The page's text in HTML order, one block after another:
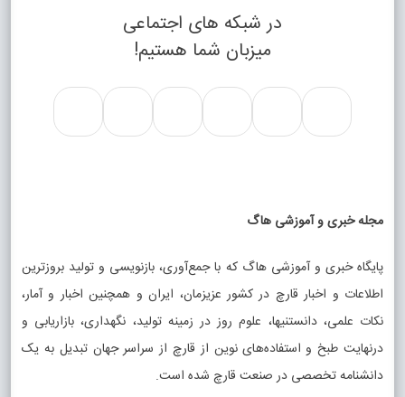
در شبکه های اجتماعی
میزبان شما هستیم!
مجله خبری و آموزشی هاگ
پایگاه خبری و آموزشی هاگ که با جمع‌آوری، بازنویسی و تولید بروزترین
اطلاعات و اخبار قارچ در کشور عزیزمان، ایران و همچنین اخبار و آمار،
نکات علمی، دانستنیها، علوم روز در زمینه تولید، نگهداری، بازاریابی و
درنهایت طبخ و استفاده‌های نوین از قارچ از سراسر جهان تبدیل به یک
دانشنامه تخصصی در صنعت قارچ شده است.